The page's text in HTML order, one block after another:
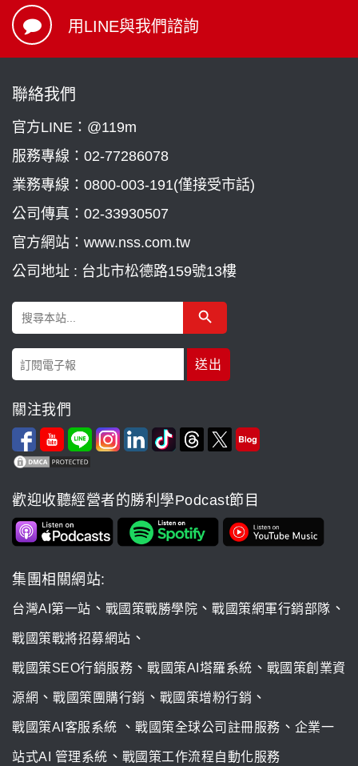
用LINE與我們諮詢
聯絡我們
官方LINE：@119m
服務專線： 02-77286078
業務專線： 0800-003-191(僅接受市話)
公司傳真：02-33930507
官方網站：www.nss.com.tw
公司地址 : 台北市松德路159號13樓
Search
for:
Search Button
關注我們
歡迎收聽經營者的勝利學Podcast節目
集團相關網站:
台灣AI第一站 、 戰國策戰勝學院 、 戰國策網軍行銷部隊 、
戰國策戰將招募網站 、
戰國策SEO行銷服務 、 戰國策AI塔羅系統 、 戰國策創業資
源網 、 戰國策團購行銷 、 戰國策增粉行銷 、
戰國策AI客服系統 、 戰國策全球公司註冊服務 、 企業一
站式AI 管理系統 、 戰國策工作流程自動化服務